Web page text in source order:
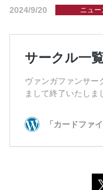
2024/9/20 ニュー